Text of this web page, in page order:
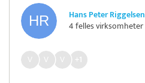
Hans Peter Riggelsen
4 felles virksomheter
+1